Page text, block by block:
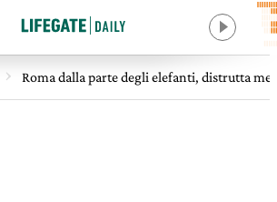
Roma dalla parte degli elefanti, distrutta